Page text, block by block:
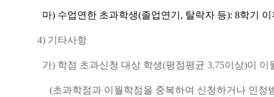
마) 수업연한 초과학생(졸업연기, 탈락자 등): 8학기
4) 기타사항
가) 학점 초과신청 대상 학생(평점평균 3.75이상)이 이
(초과학점과 이월학점을 중복하여 신청하거나 인정